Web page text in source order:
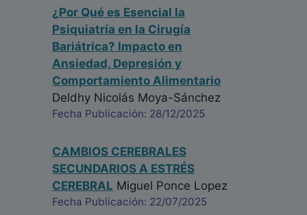
¿Por Qué es Esencial la
Psiquiatría en la Cirugía
Bariátrica? Impacto en
Ansiedad, Depresión y
Comportamiento Alimentario
Deldhy Nicolás Moya-Sánchez
Fecha Publicación: 28/12/2025
CAMBIOS CEREBRALES
SECUNDARIOS A ESTRÉS
CEREBRAL Miguel Ponce Lopez
Fecha Publicación: 22/07/2025